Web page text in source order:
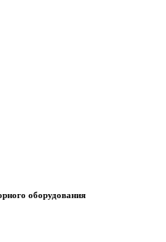
оборудования